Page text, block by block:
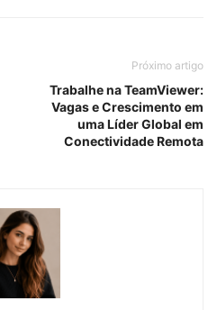
Próximo artigo
Trabalhe na TeamViewer:
Vagas e Crescimento em
uma Líder Global em
Conectividade Remota